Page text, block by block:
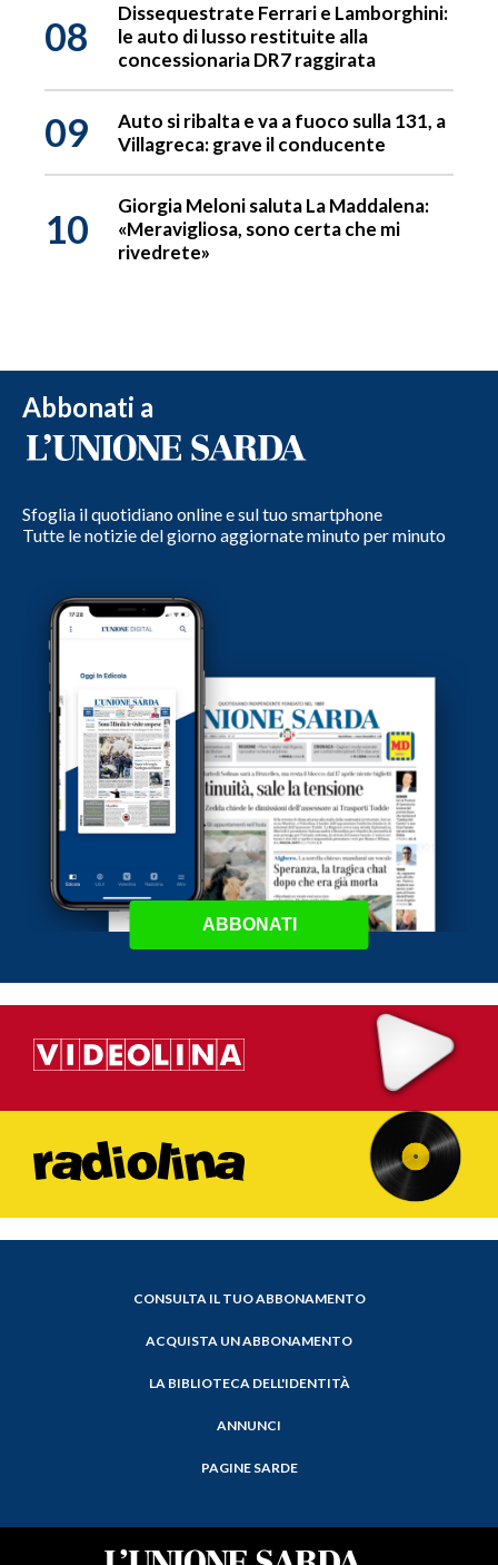
08
Dissequestrate Ferrari e Lamborghini:
le auto di lusso restituite alla
concessionaria DR7 raggirata
09
Auto si ribalta e va a fuoco sulla 131, a
Villagreca: grave il conducente
10
Giorgia Meloni saluta La Maddalena:
«Meravigliosa, sono certa che mi
rivedrete»
Abbonati a
Sfoglia il quotidiano online e sul tuo smartphone
Tutte le notizie del giorno aggiornate minuto per minuto
ABBONATI
CONSULTA IL TUO ABBONAMENTO
ACQUISTA UN ABBONAMENTO
LA BIBLIOTECA DELL'IDENTITÀ
ANNUNCI
PAGINE SARDE